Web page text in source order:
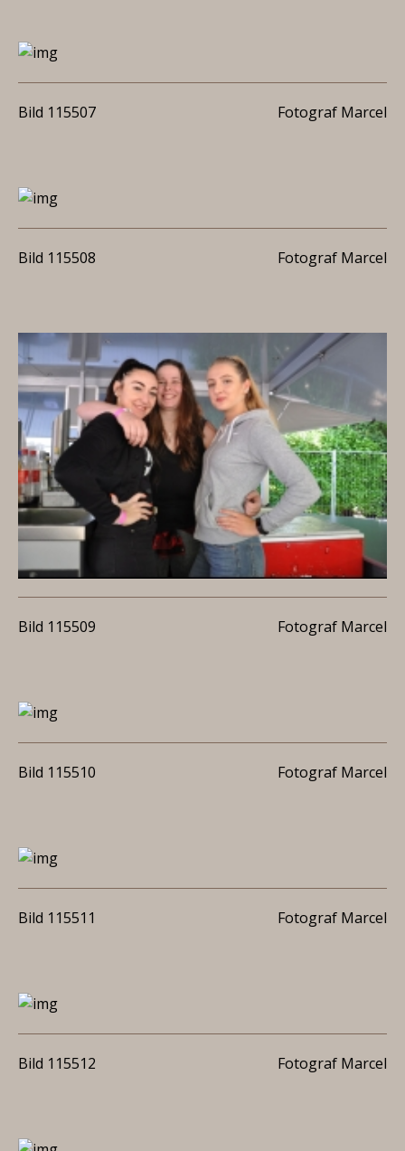
Bild 115507 Fotograf Marcel
Bild 115508 Fotograf Marcel
Bild 115509 Fotograf Marcel
Bild 115510 Fotograf Marcel
Bild 115511 Fotograf Marcel
Bild 115512 Fotograf Marcel